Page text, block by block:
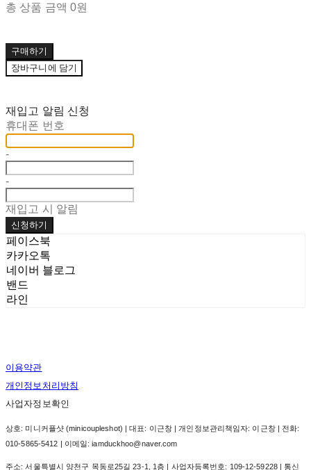
총 상품 금액 0원
구매하기
장바구니에 담기
재입고 알림 신청
휴대폰 번호
-
-
재입고 시 알림
신청하기
페이스북
카카오톡
네이버 블로그
밴드
라인
이용약관
개인정보처리방침
사업자정보확인
상호: 미니커플샷 (minicoupleshot) | 대표: 이근창 | 개인정보관리책임자: 이근창 | 전화:
010-5865-5412 | 이메일: iamduckhoo@naver.com
주소: 서울특별시 양천구 목동로25길 23-1, 1층 | 사업자등록번호: 109-12-59228| 통신